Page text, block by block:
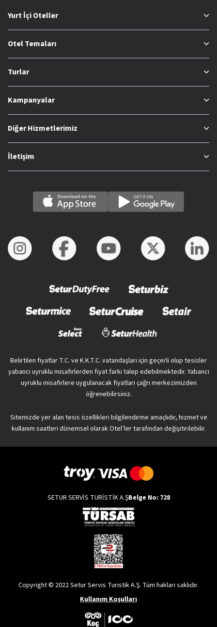
Yurt İçi Oteller
Otel Temaları
Turlar
Kampanyalar
Diğer Hizmetlerimiz
İletişim
Belirtilen fiyatlar T.C. ve K.K.T.C. vatandaşları için geçerli olup tesisler
yabancı uyruklu misafirlerden fiyat farkı talep edebilmektedir. Yabancı
uyruklu misafirlere uygulanacak fiyatları çağrı merkezimizden
öğrenebilirsiniz.
Sitemizde yer alan tesis özellikleri bilgilendirme amaçlıdır, hizmet ve
kullanım saatleri dönemsel olarak Otel’ler tarafından değişitirilebilir.
SETUR SERVİS TURİSTİK A.ŞBelge No: 728
Copyright © 2022 Setur Servis Turistik A.Ş. Tüm hakları saklıdır.
Kullanım Koşulları